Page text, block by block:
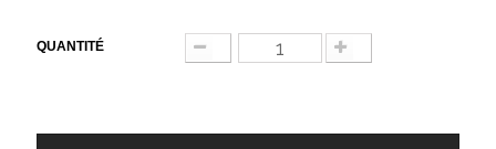
QUANTITÉ